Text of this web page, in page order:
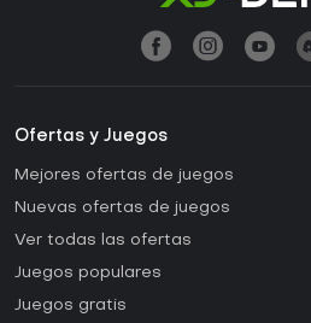
Ofertas y Juegos
Mejores ofertas de juegos
Nuevas ofertas de juegos
Ver todas las ofertas
Juegos populares
Juegos gratis